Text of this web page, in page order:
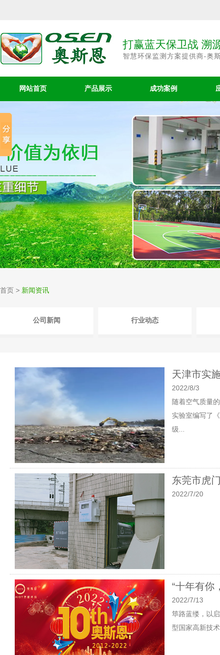
打赢蓝天保卫战 溯
智慧环保监测方案提供商-奥
网站首页 产品展示 成功案例
首页 > 新闻资讯
公司新闻 行业动态
天津市实
2022/8/3
随着空气质量
实验室编写了
级...
东莞市虎
2022/7/20
“十年有你
2022/7/13
筚路蓝缕，以
型国家高新技